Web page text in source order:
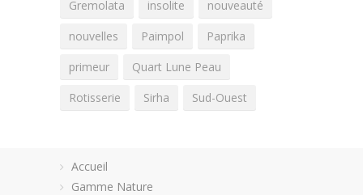
Gremolata
insolite
nouveauté
nouvelles
Paimpol
Paprika
primeur
Quart Lune Peau
Rotisserie
Sirha Sud-Ouest
Accueil
Gamme Nature